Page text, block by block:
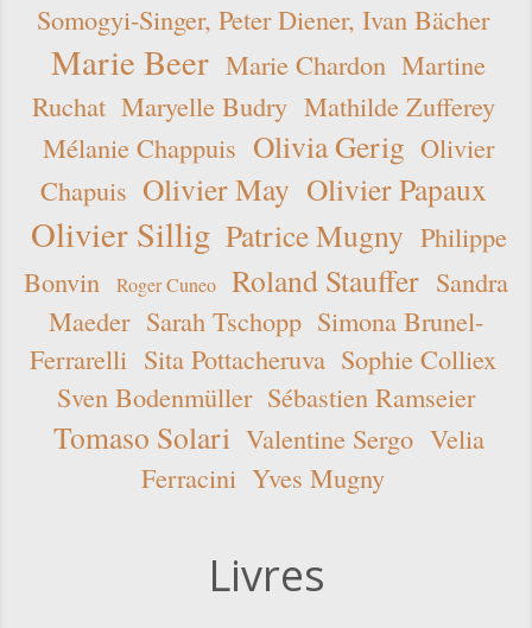
Somogyi-Singer, Peter Diener, Ivan Bächer
Marie Beer Marie Chardon Martine
Ruchat Maryelle Budry Mathilde Zufferey
Mélanie Chappuis Olivia Gerig Olivier
Chapuis Olivier May Olivier Papaux
Olivier Sillig Patrice Mugny Philippe
Bonvin
Roger Cuneo Roland Stauffer Sandra
Maeder Sarah Tschopp Simona Brunel-
Ferrarelli Sita Pottacheruva Sophie Colliex
Sven Bodenmüller Sébastien Ramseier
Tomaso Solari Valentine Sergo Velia
Ferracini Yves Mugny
Livres